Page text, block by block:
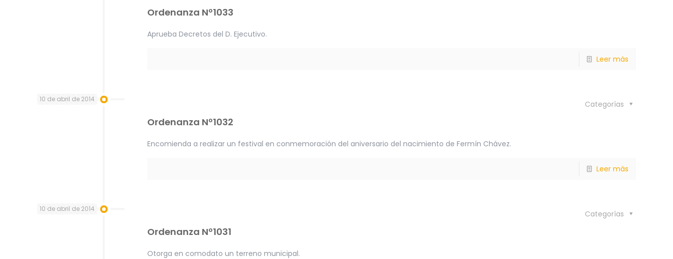
Ordenanza Nº1033
Aprueba Decretos del D. Ejecutivo.
Leer más
10 de abril de 2014
Categorías
Ordenanza Nº1032
Encomienda a realizar un festival en conmemoración del aniversario del nacimiento de Fermín Chávez.
Leer más
10 de abril de 2014
Categorías
Ordenanza Nº1031
Otorga en comodato un terreno municipal.